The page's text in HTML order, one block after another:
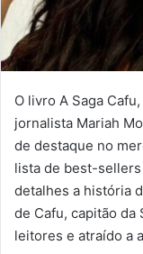
O livro A Saga
jornalista Mariah
de destaque no
lista de best-
detalhes a história
de Cafu, capitão da
leitores e atraído a